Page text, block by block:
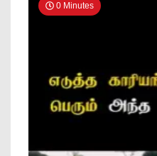
0 Minutes